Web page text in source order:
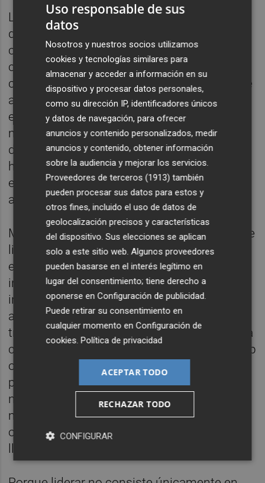
Lo preocupante es que detrás de esos
directivos hay organizaciones que toleran —
cuando no incentivan— ese
comportamiento. Porque resulta más
cómodo proteger a un directivo rentable que
afrontar el coste de exigirle humanidad y
exigirle su responsabilidad. Empresas que
miran hacia otro lado mientras
determinados mandos deterioran equipos,
humillan en silencio o convierten la evasión
emocional en un estilo de liderazgo
aceptable.
Muchas empresas hablan obsesivamente de
liderazgo, compromiso y bienestar
emocional mientras toleran directivos
incapaces de afrontar una conversación
incómoda con dignidad. Y eso deja huella,
además de que sus consecuencias
trascienden las paredes de la oficina y acaba
circulando en LinkedIn, Glassdoor, WhatsApp
o conversaciones informales entre
profesionales. La reputación corporativa ya
no depende únicamente de campañas de
marca empleadora, sino de cómo una
organización trata a las personas cuando
Uso responsable de sus
datos
Nosotros y nuestros socios utilizamos
cookies y tecnologías similares para
almacenar y acceder a información en su
dispositivo y procesar datos personales,
como su dirección IP, identificadores únicos
y datos de navegación, para ofrecer
anuncios y contenido personalizados, medir
anuncios y contenido, obtener información
sobre la audiencia y mejorar los servicios.
Proveedores de terceros (1913) también
pueden procesar sus datos para estos y
otros fines, incluido el uso de datos de
geolocalización precisos y características
del dispositivo. Sus elecciones se aplican
solo a este sitio web. Algunos proveedores
pueden basarse en el interés legítimo en
lugar del consentimiento; tiene derecho a
oponerse enConfiguración de publicidad.
Puede retirar su consentimiento en
cualquier momento enConfiguración de
cookies.Política de privacidad
ACEPTAR TODO
RECHAZAR TODO
CONFIGURAR